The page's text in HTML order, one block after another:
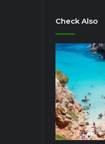
Check Also